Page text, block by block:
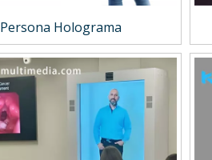
Persona Holograma